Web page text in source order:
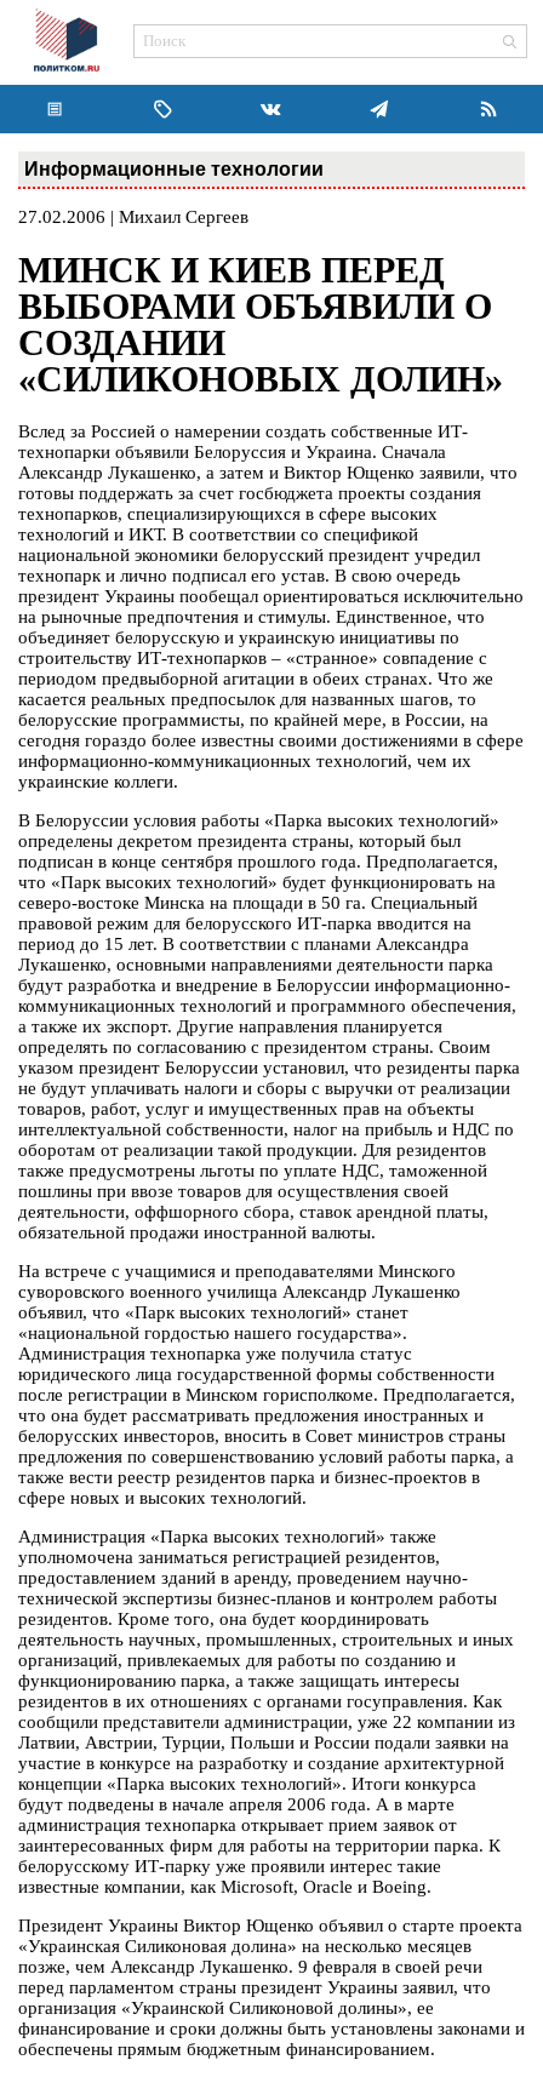
Информационные технологии
27.02.2006 | Михаил Сергеев
МИНСК И КИЕВ ПЕРЕД
ВЫБОРАМИ ОБЪЯВИЛИ О
СОЗДАНИИ
«СИЛИКОНОВЫХ ДОЛИН»
Вслед за Россией о намерении создать собственные ИТ-
технопарки объявили Белоруссия и Украина. Сначала
Александр Лукашенко, а затем и Виктор Ющенко заявили, что
готовы поддержать за счет госбюджета проекты создания
технопарков, специализирующихся в сфере высоких
технологий и ИКТ. В соответствии со спецификой
национальной экономики белорусский президент учредил
технопарк и лично подписал его устав. В свою очередь
президент Украины пообещал ориентироваться исключительно
на рыночные предпочтения и стимулы. Единственное, что
объединяет белорусскую и украинскую инициативы по
строительству ИТ-технопарков – «странное» совпадение с
периодом предвыборной агитации в обеих странах. Что же
касается реальных предпосылок для названных шагов, то
белорусские программисты, по крайней мере, в России, на
сегодня гораздо более известны своими достижениями в сфере
информационно-коммуникационных технологий, чем их
украинские коллеги.
В Белоруссии условия работы «Парка высоких технологий»
определены декретом президента страны, который был
подписан в конце сентября прошлого года. Предполагается,
что «Парк высоких технологий» будет функционировать на
северо-востоке Минска на площади в 50 га. Специальный
правовой режим для белорусского ИТ-парка вводится на
период до 15 лет. В соответствии с планами Александра
Лукашенко, основными направлениями деятельности парка
будут разработка и внедрение в Белоруссии информационно-
коммуникационных технологий и программного обеспечения,
а также их экспорт. Другие направления планируется
определять по согласованию с президентом страны. Своим
указом президент Белоруссии установил, что резиденты парка
не будут уплачивать налоги и сборы с выручки от реализации
товаров, работ, услуг и имущественных прав на объекты
интеллектуальной собственности, налог на прибыль и НДС по
оборотам от реализации такой продукции. Для резидентов
также предусмотрены льготы по уплате НДС, таможенной
пошлины при ввозе товаров для осуществления своей
деятельности, оффшорного сбора, ставок арендной платы,
обязательной продажи иностранной валюты.
На встрече с учащимися и преподавателями Минского
суворовского военного училища Александр Лукашенко
объявил, что «Парк высоких технологий» станет
«национальной гордостью нашего государства».
Администрация технопарка уже получила статус
юридического лица государственной формы собственности
после регистрации в Минском горисполкоме. Предполагается,
что она будет рассматривать предложения иностранных и
белорусских инвесторов, вносить в Совет министров страны
предложения по совершенствованию условий работы парка, а
также вести реестр резидентов парка и бизнес-проектов в
сфере новых и высоких технологий.
Администрация «Парка высоких технологий» также
уполномочена заниматься регистрацией резидентов,
предоставлением зданий в аренду, проведением научно-
технической экспертизы бизнес-планов и контролем работы
резидентов. Кроме того, она будет координировать
деятельность научных, промышленных, строительных и иных
организаций, привлекаемых для работы по созданию и
функционированию парка, а также защищать интересы
резидентов в их отношениях с органами госуправления. Как
сообщили представители администрации, уже 22 компании из
Латвии, Австрии, Турции, Польши и России подали заявки на
участие в конкурсе на разработку и создание архитектурной
концепции «Парка высоких технологий». Итоги конкурса
будут подведены в начале апреля 2006 года. А в марте
администрация технопарка открывает прием заявок от
заинтересованных фирм для работы на территории парка. К
белорусскому ИТ-парку уже проявили интерес такие
известные компании, как Microsoft, Oracle и Boeing.
Президент Украины Виктор Ющенко объявил о старте проекта
«Украинская Силиконовая долина» на несколько месяцев
позже, чем Александр Лукашенко. 9 февраля в своей речи
перед парламентом страны президент Украины заявил, что
организация «Украинской Силиконовой долины», ее
финансирование и сроки должны быть установлены законами и
обеспечены прямым бюджетным финансированием.